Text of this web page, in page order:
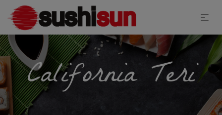
California Teri